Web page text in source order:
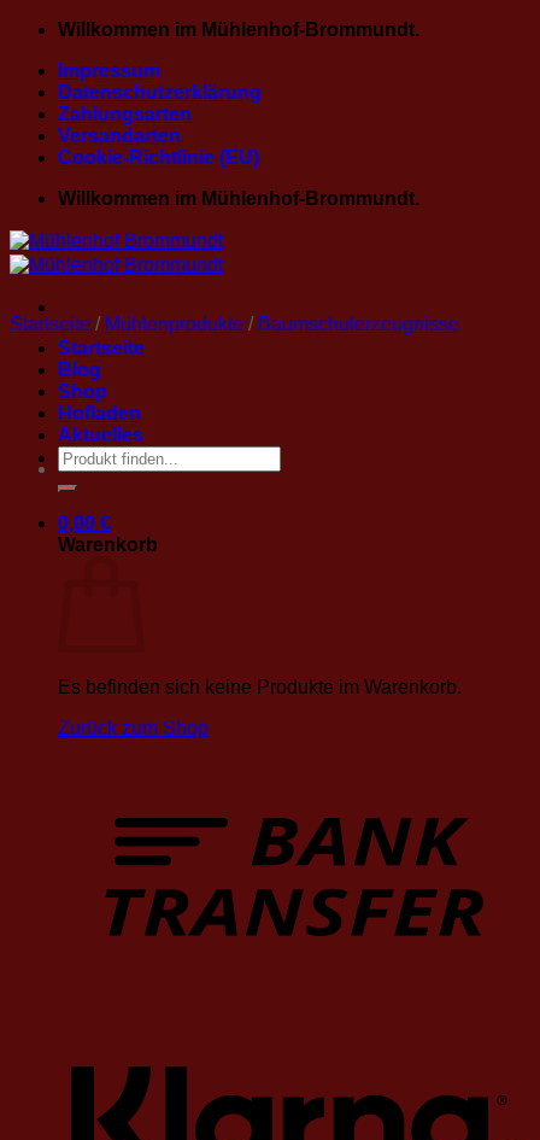
Zum
springen
Willkommen im Mühlenhof-Brommundt.
Impressum
Datenschutzerklärung
Zahlungsarten
Versandarten
Cookie-Richtlinie (EU)
Willkommen im Mühlenhof-Brommundt.
Startseite
Blog
Shop
Hofladen
Aktuelles
Suche
nach:
0,00 €
Warenkorb
Es befinden sich keine Produkte im Warenkorb.
Zurück zum Shop
Startseite / Mühlenprodukte / Baumschulerzeugnisse